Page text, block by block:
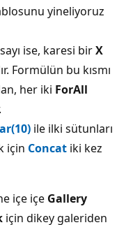
yineliyoruz
ise, karesi birX
Formülün bu kısmı
her iki ForAll
ile ilki sütunları
için Concat iki kez
içe içe Gallery
için dikey galeriden